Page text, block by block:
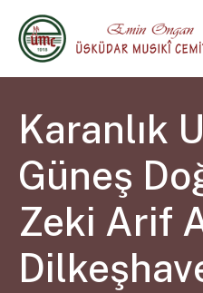
Karanlık
Güneş
Zeki Arif